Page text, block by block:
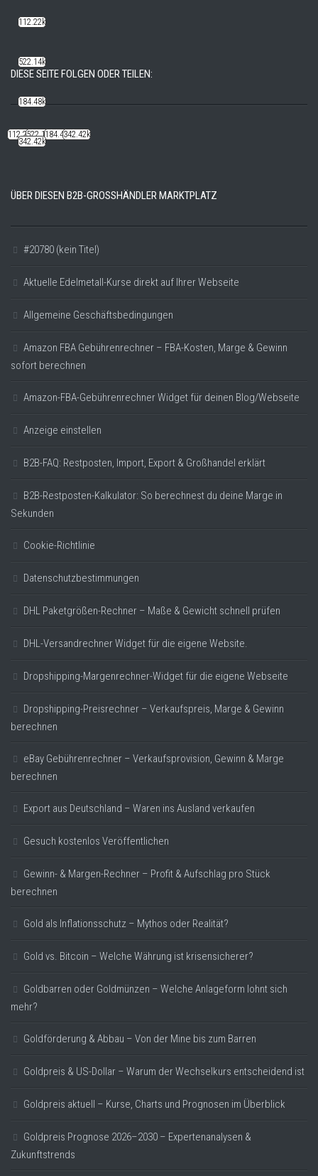
DIESE SEITE FOLGEN ODER TEILEN:
112.22k522.14k184.48k342.42k
ÜBER DIESEN B2B-GROSSHÄNDLER MARKTPLATZ
#20780 (kein Titel)
Aktuelle Edelmetall-Kurse direkt auf Ihrer Webseite
Allgemeine Geschäftsbedingungen
Amazon FBA Gebührenrechner – FBA-Kosten, Marge & Gewinn
sofort berechnen
Amazon-FBA-Gebührenrechner Widget für deinen Blog/Webseite
Anzeige einstellen
B2B-FAQ: Restposten, Import, Export & Großhandel erklärt
B2B-Restposten-Kalkulator: So berechnest du deine Marge in
Sekunden
Cookie-Richtlinie
Datenschutzbestimmungen
DHL Paketgrößen-Rechner – Maße & Gewicht schnell prüfen
DHL-Versandrechner Widget für die eigene Website.
Dropshipping-Margenrechner-Widget für die eigene Webseite
Dropshipping-Preisrechner – Verkaufspreis, Marge & Gewinn
berechnen
eBay Gebührenrechner – Verkaufsprovision, Gewinn & Marge
berechnen
Export aus Deutschland – Waren ins Ausland verkaufen
Gesuch kostenlos Veröffentlichen
Gewinn- & Margen-Rechner – Profit & Aufschlag pro Stück
berechnen
Gold als Inflationsschutz – Mythos oder Realität?
Gold vs. Bitcoin – Welche Währung ist krisensicherer?
Goldbarren oder Goldmünzen – Welche Anlageform lohnt sich
mehr?
Goldförderung & Abbau – Von der Mine bis zum Barren
Goldpreis & US-Dollar – Warum der Wechselkurs entscheidend ist
Goldpreis aktuell – Kurse, Charts und Prognosen im Überblick
Goldpreis Prognose 2026–2030 – Expertenanalysen &
Zukunftstrends
112.22k
522.14k
184.48k
342.42k